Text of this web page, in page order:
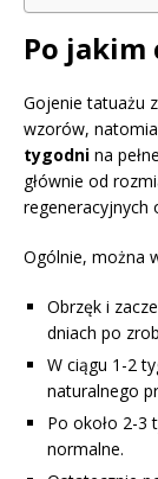
Po jakim
Gojenie tatuażu
wzorów,
tygodni na
głównie od
regeneracyjnych
Ogólnie, można
Obrzęk i
dniach po
W ciągu 1-2
naturalnego
Po około 2-3
normalne.